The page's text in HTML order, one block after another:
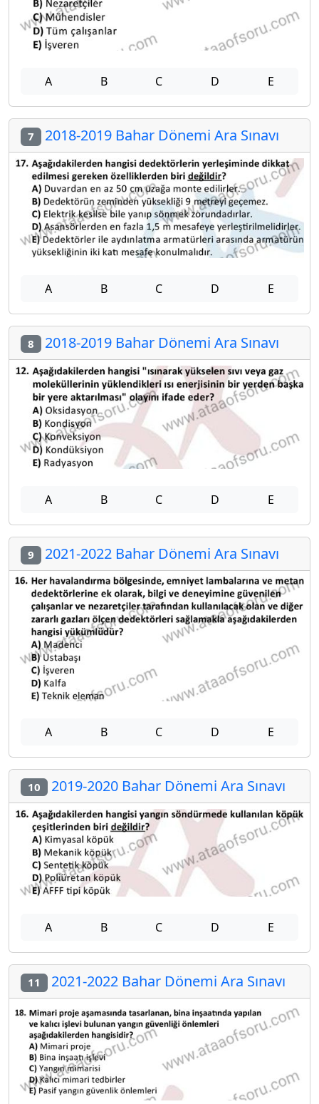
A B C D E
7 2018-2019 Bahar Dönemi Ara Sınavı
A B C D E
8 2018-2019 Bahar Dönemi Ara Sınavı
A B C D E
9 2021-2022 Bahar Dönemi Ara Sınavı
A B C D E
10 2019-2020 Bahar Dönemi Ara Sınavı
A B C D E
11 2021-2022 Bahar Dönemi Ara Sınavı